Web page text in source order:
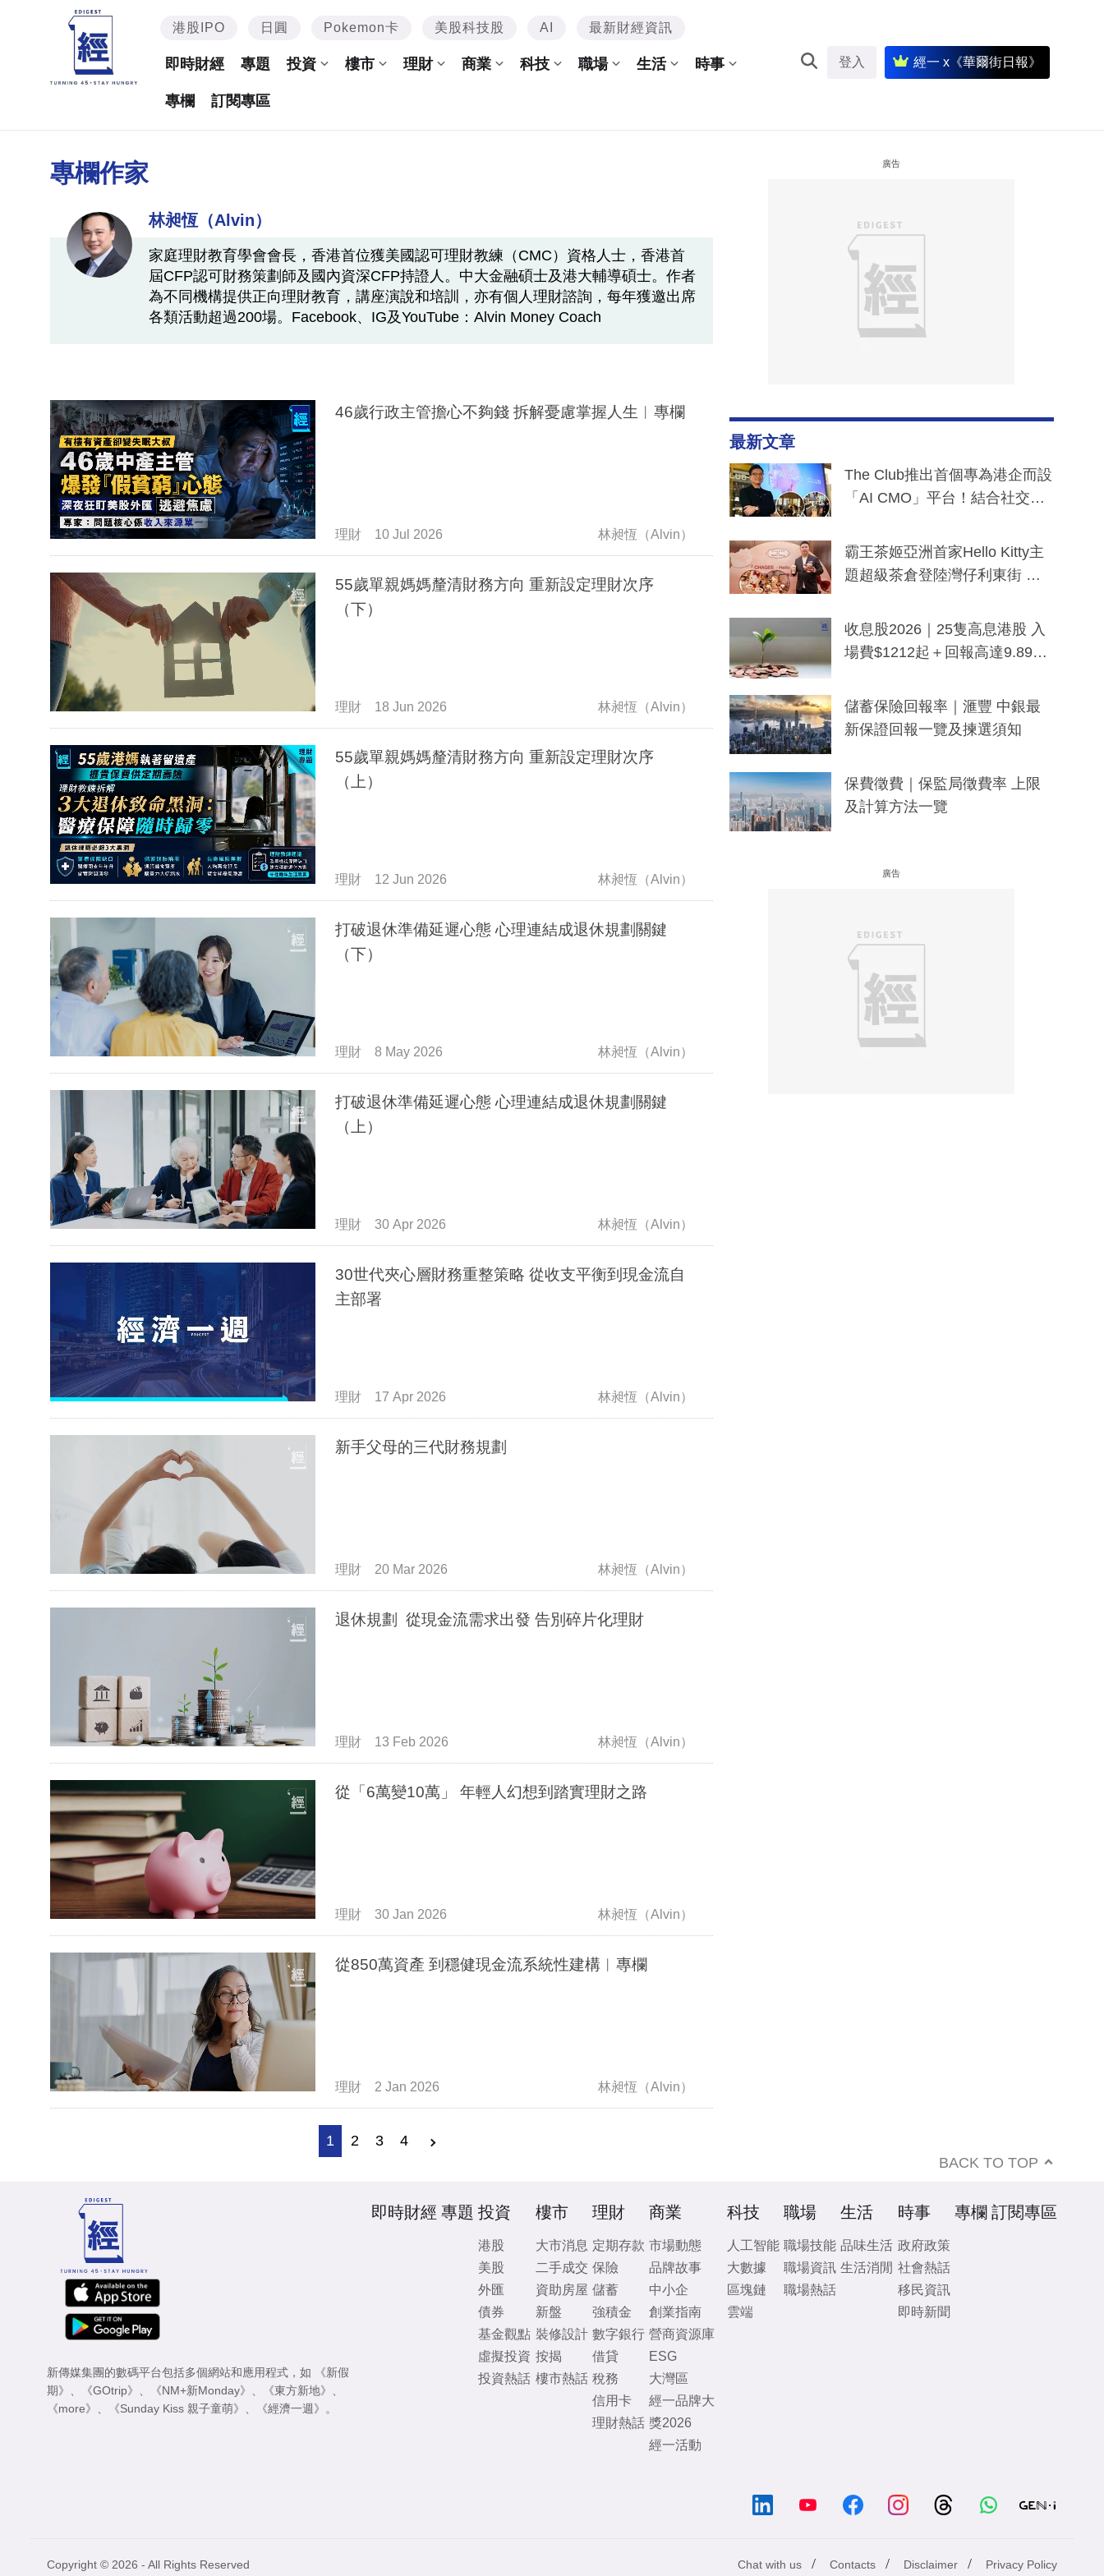
港股IPO 日圓 Pokemon卡 美股科技股 AI 最新財經資訊
即時財經 專題 投資 樓市 理財 商業 科技 職場 生活 時事
專欄 訂閱專區
登入 經一 x《華爾街日報》
專欄作家
林昶恆（Alvin）
家庭理財教育學會會長，香港首位獲美國認可理財教練（CMC）資格人士，香港首
屆CFP認可財務策劃師及國內資深CFP持證人。中大金融碩士及港大輔導碩士。作者
為不同機構提供正向理財教育，講座演說和培訓，亦有個人理財諮詢，每年獲邀出席
各類活動超過200場。Facebook、IG及YouTube：Alvin Money Coach
46歲行政主管擔心不夠錢 拆解憂慮掌握人生︳專欄
理財 10 Jul 2026 林昶恆（Alvin）
55歲單親媽媽釐清財務方向 重新設定理財次序
（下）
理財 18 Jun 2026 林昶恆（Alvin）
55歲單親媽媽釐清財務方向 重新設定理財次序
（上）
理財 12 Jun 2026 林昶恆（Alvin）
打破退休準備延遲心態 心理連結成退休規劃關鍵
（下）
理財 8 May 2026 林昶恆（Alvin）
打破退休準備延遲心態 心理連結成退休規劃關鍵
（上）
理財 30 Apr 2026 林昶恆（Alvin）
30世代夾心層財務重整策略 從收支平衡到現金流自
主部署
理財 17 Apr 2026 林昶恆（Alvin）
新手父母的三代財務規劃
理財 20 Mar 2026 林昶恆（Alvin）
退休規劃 從現金流需求出發 告別碎片化理財
理財 13 Feb 2026 林昶恆（Alvin）
從「6萬變10萬」 年輕人幻想到踏實理財之路
理財 30 Jan 2026 林昶恆（Alvin）
從850萬資產 到穩健現金流系統性建構︳專欄
理財 2 Jan 2026 林昶恆（Alvin）
1 2 3 4
廣告
最新文章
The Club推出首個專為港企而設
「AI CMO」平台！結合社交聆
分鐘生成「貼地」宣傳短片
霸王茶姬亞洲首家Hello Kitty主
題超級茶倉登陸灣仔利東街 推
y及香港限定特調系列
收息股2026｜25隻高息港股 入
場費$1212起＋回報高達9.89
儲蓄保險回報率｜滙豐 中銀最
新保證回報一覽及揀選須知
保費徵費｜保監局徵費率 上限
及計算方法一覽
廣告
BACK TO TOP
新傳媒集團的數碼平台包括多個網站和應用程式，如
《新假
期》
《GOtrip》 《NM+新Monday》 《東方新地》
《more》
《Sunday Kiss 親子童萌》 《經濟一週》 。
即時財經 專題 投資
港股
美股
外匯
債券
基金觀點
虛擬投資
投資熱話
樓市
大市消息
二手成交
資助房屋
新盤
裝修設計
按揭
樓市熱話
理財
定期存款
保險
儲蓄
強積金
數字銀行
借貸
稅務
信用卡
理財熱話
商業
市場動態
品牌故事
中小企
創業指南
營商資源庫
ESG
大灣區
經一品牌大
獎2026
經一活動
科技
人工智能
大數據
區塊鏈
雲端
職場
職場技能
職場資訊
職場熱話
生活
品味生活
生活消閒
時事
政府政策
社會熱話
移民資訊
即時新聞
專欄 訂閱專區
Chat with us / Contacts / Disclaimer / Privacy Policy
Copyright © 2026 - All Rights Reserved